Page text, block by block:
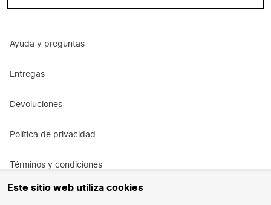
Este sitio web utiliza cookies
Ayuda y preguntas
Entregas
Devoluciones
Política de privacidad
Términos y condiciones